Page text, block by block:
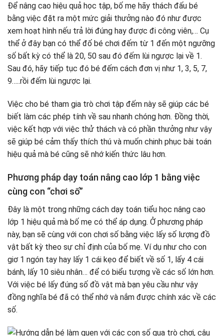
Để nâng cao hiệu quả học tập, bố mẹ hãy thách đấu bé
bằng việc đặt ra một mức giải thưởng nào đó như được
xem hoạt hình nếu trả lời đúng hay được đi công viên,… Cụ
thể ở đây bạn có thể đố bé chơi đếm từ 1 đến một ngưỡng
số bất kỳ có thể là 20, 50 sau đó đếm lùi ngược lại về 1.
Sau đó, hãy tiếp tục đó bé đếm cách đơn vị như 1, 3, 5, 7,
9…..rồi đếm lùi ngược lại.
Việc cho bé tham gia trò chơi tập đếm này sẽ giúp các bé
biết làm các phép tính về sau nhanh chóng hơn. Đồng thời,
việc kết hợp với việc thử thách và có phần thưởng như vậy
sẽ giúp bé cảm thấy thích thú và muốn chinh phục bài toán
hiệu quả mà bé cũng sẽ nhớ kiến thức lâu hơn.
Phương pháp dạy toán nâng cao lớp 1 bằng việc
cùng con “chơi số”
Đây là một trong những cách dạy toán tiểu học nâng cao
lớp 1 hiệu quả mà bố mẹ có thể áp dụng. Ở phương pháp
này, bạn sẽ cùng với con chơi số bằng việc lấy số lượng đồ
vật bất kỳ theo sự chỉ định của bố mẹ. Ví dụ như cho con
giơ 1 ngón tay hay lấy 1 cái kẹo để biết về số 1, lấy 4 cái
bánh, lấy 10 siêu nhân… để có biểu tượng về các số lớn hơn.
Với việc bé lấy đúng số đồ vật mà bạn yêu cầu như vậy
đồng nghĩa bé đã có thể nhớ và nắm được chính xác về các
số.